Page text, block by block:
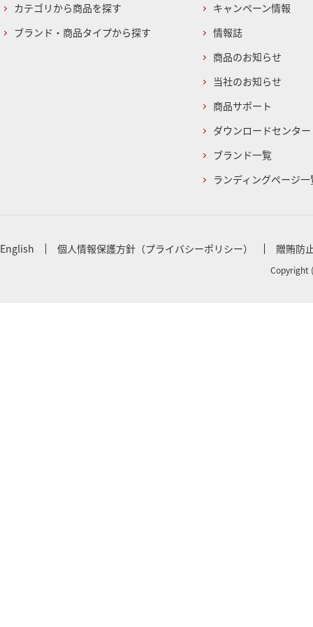
カテゴリから商品を探す
ブランド・商品タイプから探す
キャンペーン情報
情報誌
商品のお知らせ
当社のお知らせ
商品サポート
ダウンロードセンター
ブランド一覧
ランディングページ一
English 個人情報保護方針（プライバシーポリシー） 贈賄防
Copyright